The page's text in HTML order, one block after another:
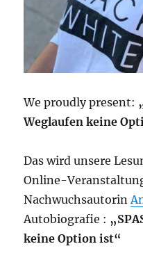
We proudly present:
Weglaufen keine
Das wird unsere
Online-
Nachwuchsautorin
Autobiografie :
keine Option ist“